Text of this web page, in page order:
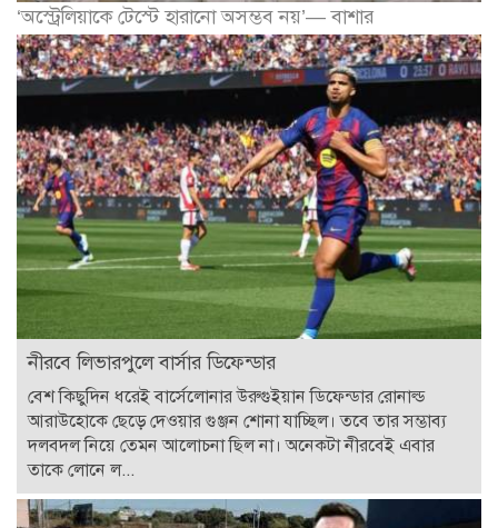
‘অস্ট্রেলিয়াকে টেস্টে হারানো অসম্ভব নয়’— বাশার
নীরবে লিভারপুলে বার্সার ডিফেন্ডার
বেশ কিছুদিন ধরেই বার্সেলোনার উরুগুইয়ান ডিফেন্ডার রোনাল্ড
আরাউহোকে ছেড়ে দেওয়ার গুঞ্জন শোনা যাচ্ছিল। তবে তার সম্ভাব্য
দলবদল নিয়ে তেমন আলোচনা ছিল না। অনেকটা নীরবেই এবার
তাকে লোনে ল...